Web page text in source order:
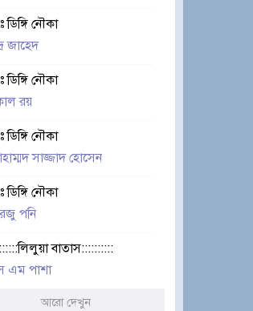
ডিঙ্গি নৌকা
জাহেদ
ডিঙ্গি নৌকা
রয়
ডিঙ্গি নৌকা
সাজ্জাদ হোসেন
ডিঙ্গি নৌকা
পনি
বাতাস::::::::::
এম পাশা
আরো দেখুন